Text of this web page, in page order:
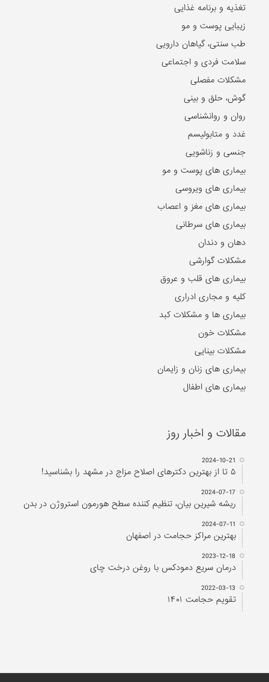
تغذیه و برنامه غذایی
زیبایی پوست و مو
طب سنتی، گیاهان دارویی
سلامت فردی و اجتماعی
مشکلات مفصلی
گوش، حلق و بینی
روان و روانشناسی
غدد و متابولیسم
جنسی و زناشویی
بیماری های پوست و مو
بیماری های ویروسی
بیماری های مغز و اعصاب
بیماری های سرطانی
دهان و دندان
مشکلات گوارشی
بیماری های قلب و عروق
کلیه و مجاری ادراری
بیماری ها و مشکلات کبد
مشکلات خون
مشکلات بینایی
بیماری های زنان و زایمان
بیماری های اطفال
مقالات و اخبار روز
2024-10-21
۵ تا از بهترین دکتر‌های اصلاح مزاج در مشهد را بشناسید!
2024-07-17
ریشه شیرین بیان، تنظیم کننده سطح هورمون استروژن در بدن
2024-07-11
بهترین مراکز حجامت در اصفهان
2023-12-18
درمان سریع دمودکس با روغن درخت چای
2022-03-13
تقویم حجامت ۱۴۰۱